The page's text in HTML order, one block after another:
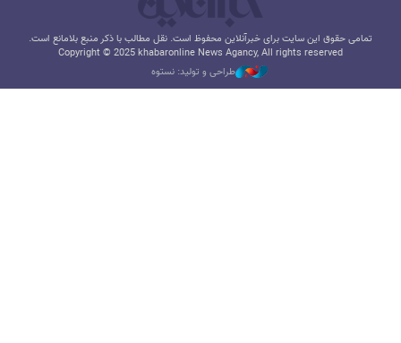
تمامی حقوق این سایت برای خبرآنلاین محفوظ است. نقل مطالب با ذکر منبع بلامانع است.
Copyright © 2025 khabaronline News Agancy, All rights reserved
طراحی و تولید: نستوه